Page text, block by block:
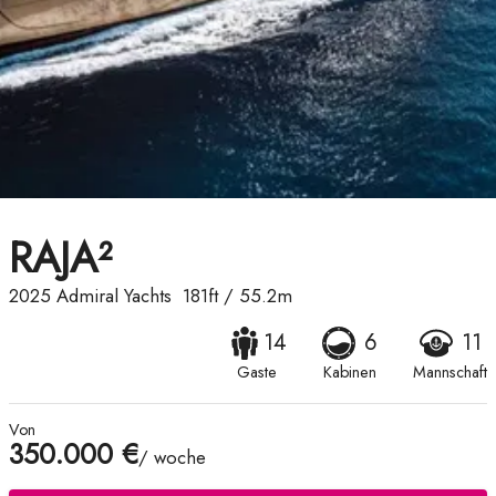
RAJA²
2025 Admiral Yachts 181ft/ 55.2m
14
Gaste
6
Kabinen
11
Mannschaft
Von
350.000 €/ woche